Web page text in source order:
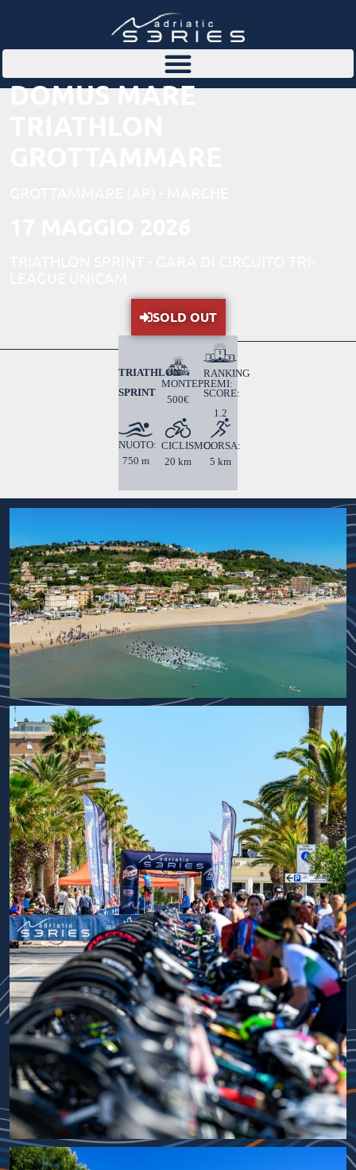
DOMUS MARE
SOLD OUT
TRIATHLON
SPRINT
MONTEPREMI:
500€
RANKING
SCORE:
1.2
NUOTO:
750 m
CICLISMO:
20 km
CORSA:
5 km